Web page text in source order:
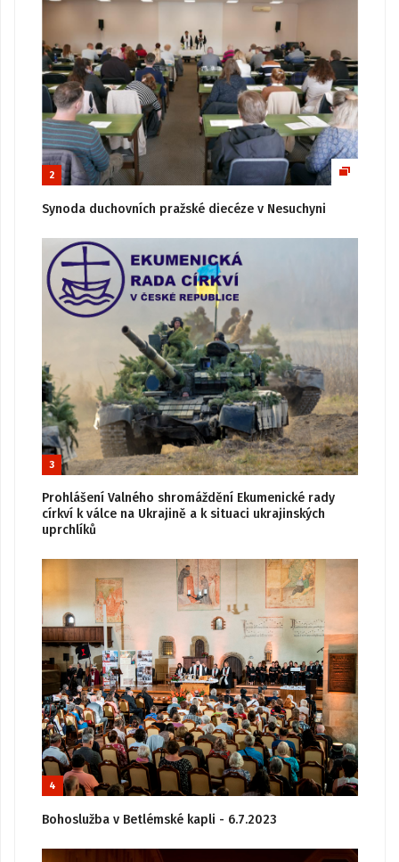
2
Synoda duchovních pražské diecéze v Nesuchyni
3
Prohlášení Valného shromáždění Ekumenické rady
církví k válce na Ukrajině a k situaci ukrajinských
uprchlíků
4
Bohoslužba v Betlémské kapli - 6.7.2023